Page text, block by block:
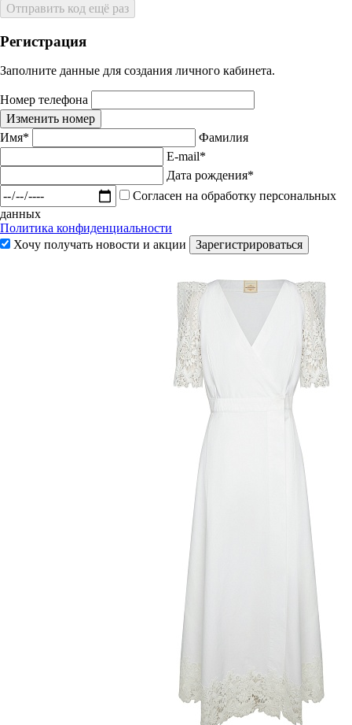
Отправить код ещё раз
Регистрация
Заполните данные для создания личного кабинета.
Номер телефона
Изменить номер
Имя*
Фамилия
E-mail*
Дата рождения*
Согласен на обработку персональных
данных
Политика конфиденциальности
Хочу получать новости и акции
Зарегистрироваться